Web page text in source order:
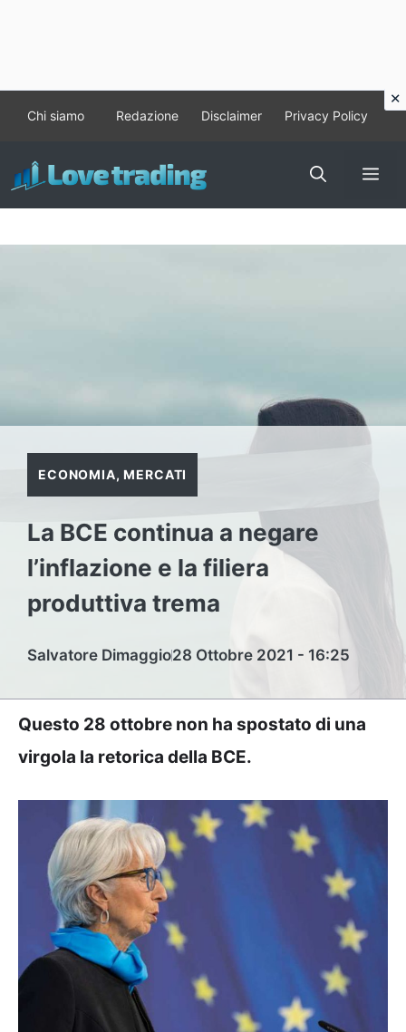
contenuto
Chi siamo Redazione Disclaimer Privacy Policy
ECONOMIA,MERCATI
La BCE continua a negare
l’inflazione e la filiera
produttiva trema
Salvatore Dimaggio28 Ottobre 2021 - 16:25
Questo 28 ottobre non ha spostato di una
virgola la retorica della BCE.